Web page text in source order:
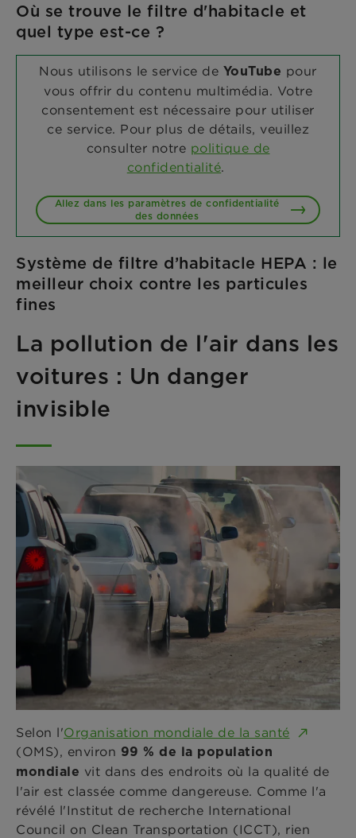
Où se trouve le filtre d'habitacle et
quel type est-ce ?
Nous utilisons le service de YouTube pour
vous offrir du contenu multimédia. Votre
consentement est nécessaire pour utiliser
ce service. Pour plus de détails, veuillez
consulter notre politique de
confidentialité.
Allez dans les paramètres de confidentialité
des données
Système de filtre d’habitacle HEPA : le
meilleur choix contre les particules
fines
La pollution de l'air dans les
voitures : Un danger
invisible
Selon l'Organisation mondiale de la santé
(OMS), environ 99 % de la population
mondiale vit dans des endroits où la qualité de
l'air est classée comme dangereuse. Comme l'a
révélé l'Institut de recherche International
Council on Clean Transportation (ICCT), rien